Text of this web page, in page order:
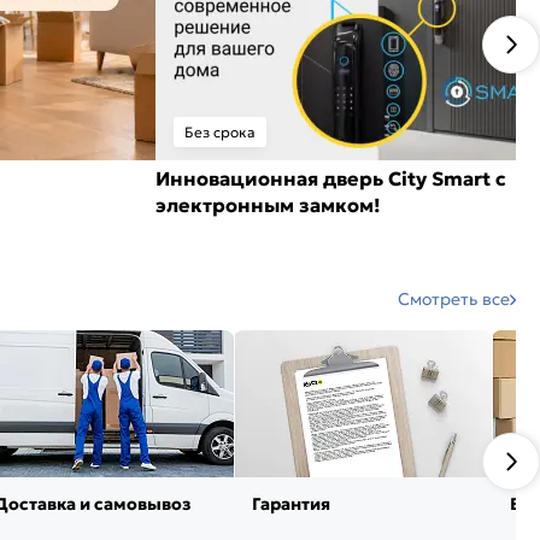
Без срока
Инновационная дверь City Smart с
электронным замком!
Смотреть все
и самовывоз Гарантия